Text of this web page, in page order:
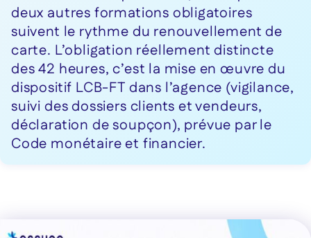
deux autres formations obligatoires
suivent le rythme du renouvellement de
carte. L’obligation réellement distincte
des 42 heures, c’est la mise en œuvre du
dispositif LCB-FT dans l’agence (vigilance,
suivi des dossiers clients et vendeurs,
déclaration de soupçon), prévue par le
Code monétaire et financier.